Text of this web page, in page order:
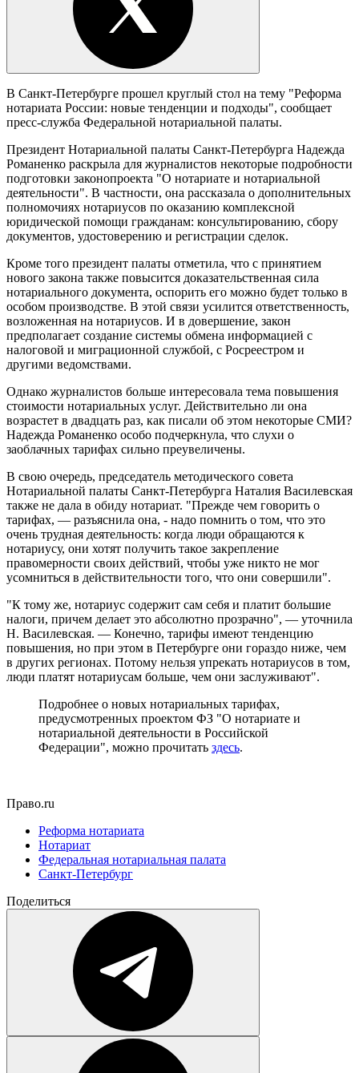
В Санкт-Петербурге прошел круглый стол на тему "Реформа
нотариата России: новые тенденции и подходы", сообщает
пресс-служба Федеральной нотариальной палаты.
Президент Нотариальной палаты Санкт-Петербурга Надежда
Романенко раскрыла для журналистов некоторые подробности
подготовки законопроекта "О нотариате и нотариальной
деятельности". В частности, она рассказала о дополнительных
полномочиях нотариусов по оказанию комплексной
юридической помощи гражданам: консультированию, сбору
документов, удостоверению и регистрации сделок.
Кроме того президент палаты отметила, что с принятием
нового закона также повысится доказательственная сила
нотариального документа, оспорить его можно будет только в
особом производстве. В этой связи усилится ответственность,
возложенная на нотариусов. И в довершение, закон
предполагает создание системы обмена информацией с
налоговой и миграционной службой, с Росреестром и
другими ведомствами.
Однако журналистов больше интересовала тема повышения
стоимости нотариальных услуг. Действительно ли она
возрастет в двадцать раз, как писали об этом некоторые СМИ?
Надежда Романенко особо подчеркнула, что слухи о
заоблачных тарифах сильно преувеличены.
В свою очередь, председатель методического совета
Нотариальной палаты Санкт-Петербурга Наталия Василевская
также не дала в обиду нотариат. "Прежде чем говорить о
тарифах, — разъяснила она, - надо помнить о том, что это
очень трудная деятельность: когда люди обращаются к
нотариусу, они хотят получить такое закрепление
правомерности своих действий, чтобы уже никто не мог
усомниться в действительности того, что они совершили".
"К тому же, нотариус содержит сам себя и платит большие
налоги, причем делает это абсолютно прозрачно", — уточнила
Н. Василевская. — Конечно, тарифы имеют тенденцию
повышения, но при этом в Петербурге они гораздо ниже, чем
в других регионах. Потому нельзя упрекать нотариусов в том,
люди платят нотариусам больше, чем они заслуживают".
Подробнее о новых нотариальных тарифах,
предусмотренных проектом ФЗ "О нотариате и
нотариальной деятельности в Российской
Федерации", можно прочитать здесь.
Право.ru
Реформа нотариата
Нотариат
Федеральная нотариальная палата
Санкт-Петербург
Поделиться